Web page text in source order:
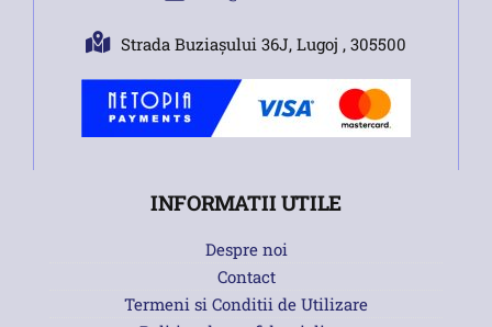
Strada Buziașului 36J, Lugoj , 305500
INFORMATII UTILE
Despre noi
Contact
Termeni si Conditii de Utilizare